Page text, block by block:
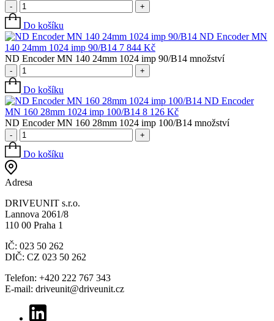
- +
Do košíku
ND Encoder MN
140 24mm 1024 imp 90/B14 7 844 Kč
ND Encoder MN 140 24mm 1024 imp 90/B14 množství
- +
Do košíku
ND Encoder
MN 160 28mm 1024 imp 100/B14 8 126 Kč
ND Encoder MN 160 28mm 1024 imp 100/B14 množství
- +
Do košíku
Adresa
DRIVEUNIT s.r.o.
Lannova 2061/8
110 00 Praha 1
IČ: 023 50 262
DIČ: CZ 023 50 262
Telefon: +420 222 767 343
E-mail: driveunit@driveunit.cz